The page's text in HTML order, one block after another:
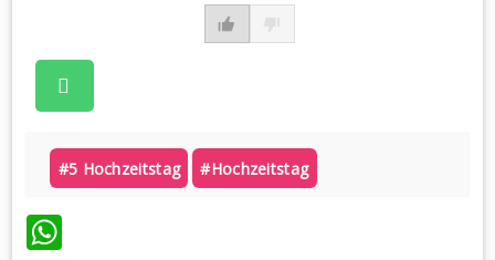
#5 Hochzeitstag #hochzeitstag
WhatsApp